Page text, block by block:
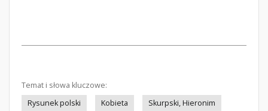
Temat i słowa kluczowe:
Rysunek polski
Kobieta
Skurpski, Hieronim